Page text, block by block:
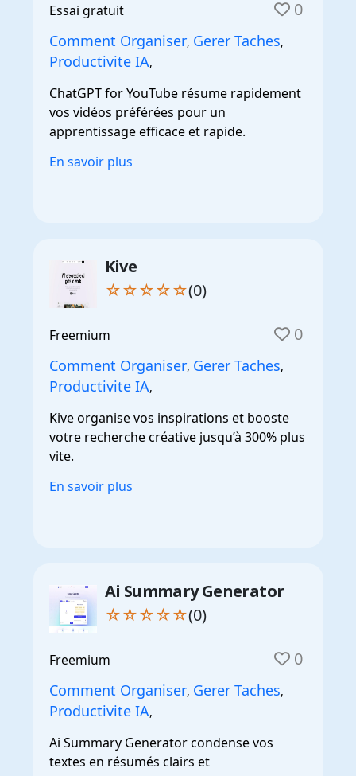
Essai gratuit 0
Comment Organiser, Gerer Taches,
Productivite IA,
ChatGPT for YouTube résume rapidement
vos vidéos préférées pour un
apprentissage efficace et rapide.
En savoir plus
Kive
☆☆☆☆☆(0)
Freemium 0
Comment Organiser, Gerer Taches,
Productivite IA,
Kive organise vos inspirations et booste
votre recherche créative jusqu’à 300% plus
vite.
En savoir plus
Ai Summary Generator
☆☆☆☆☆(0)
Freemium 0
Comment Organiser, Gerer Taches,
Productivite IA,
Ai Summary Generator condense vos
textes en résumés clairs et